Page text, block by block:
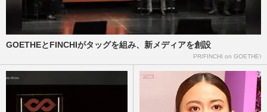
《「つまらなかった」女性刑事ドラマ
TOP10》深田恭子、多部未華子主演作を抑
えたワースト1位は橋本環奈が「…
週刊女性2026年4月21日号
《冬ドラマ“がっかり”ランキング》杉咲花
主演『冬のなんかさ、春のなんかね』を抑
えたワースト1位は朝ド…
GOETHEとFINCHIがタッグを組み、新メディアを創設
PR(FINCHI on GOETHE)